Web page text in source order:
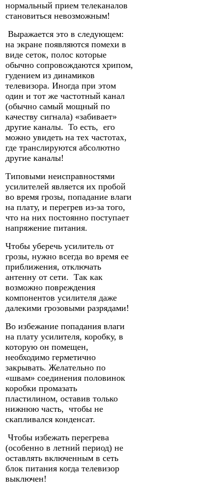
нормальный прием телеканалов
становиться невозможным!
Выражается это в следующем:
на экране появляются помехи в
виде сеток, полос которые
обычно сопровождаются хрипом,
гудением из динамиков
телевизора. Иногда при этом
один и тот же частотный канал
(обычно самый мощный по
качеству сигнала) «забивает»
другие каналы. То есть, его
можно увидеть на тех частотах,
где транслируются абсолютно
другие каналы!
Типовыми неисправностями
усилителей является их пробой
во время грозы, попадание влаги
на плату, и перегрев из-за того,
что на них постоянно поступает
напряжение питания.
Чтобы уберечь усилитель от
грозы, нужно всегда во время ее
приближения, отключать
антенну от сети. Так как
возможно повреждения
компонентов усилителя даже
далекими грозовыми разрядами!
Во избежание попадания влаги
на плату усилителя, коробку, в
которую он помещен,
необходимо герметично
закрывать. Желательно по
«швам» соединения половинок
коробки промазать
пластилином, оставив только
нижнюю часть, чтобы не
скапливался конденсат.
Чтобы избежать перегрева
(особенно в летний период) не
оставлять включенным в сеть
блок питания когда телевизор
выключен!